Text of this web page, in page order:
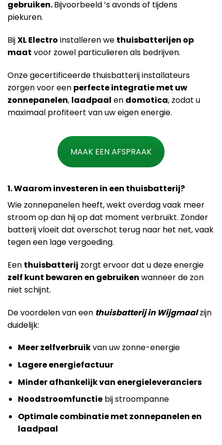
gebruiken.Bijvoorbeeld ’s avonds of tijdens
piekuren.
BijXL Electro installeren we thuisbatterijen op
maat voor zowel particulieren als bedrijven.
Onze gecertificeerde thuisbatterij installateurs
zorgen voor een perfecte integratie met uw
zonnepanelen, laadpaal en domotica, zodat u
maximaal profiteert van uw eigen energie.
MAAK EEN AFSPRAAK
1. Waarom investeren in een thuisbatterij?
Wie zonnepanelen heeft, wekt overdag vaak meer
stroom op dan hij op dat moment verbruikt. Zonder
batterij vloeit dat overschot terug naar het net, vaak
tegen een lage vergoeding.
Een thuisbatterij zorgt ervoor dat u deze energie
zelf kunt bewaren en gebruiken wanneer de zon
niet schijnt.
De voordelen van een thuisbatterij in Wijgmaalzijn
duidelijk:
Meer zelfverbruikvan uw zonne-energie
Lagere energiefactuur
Minder afhankelijk van energieleveranciers
Noodstroomfunctiebij stroompanne
Optimale combinatie met zonnepanelen en
laadpaal